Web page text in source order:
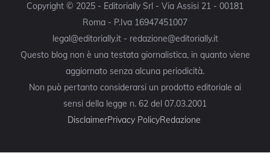
Copyright © 2025 - Editorially Srl - Via Assisi 21 - 00181
Roma - P.Iva 16947451007
legal@editorially.it - redazione@editorially.it
Questo blog non è una testata giornalistica, in quanto viene
aggiornato senza alcuna periodicità.
Non può pertanto considerarsi un prodotto editoriale ai
sensi della legge n. 62 del 07.03.2001
DisclaimerPrivacy PolicyRedazione